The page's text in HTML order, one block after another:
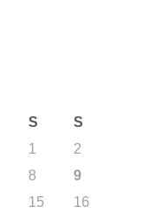
S
S
1
2
8
9
15
16